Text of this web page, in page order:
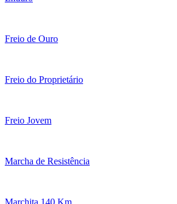
Freio de Ouro
Freio do Proprietário
Freio Jovem
Marcha de Resistência
Marchita 140 Km